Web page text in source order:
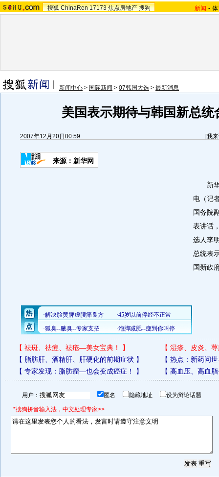
搜狐 ChinaRen 17173 焦点房地产 搜狗 新闻 -
新闻中心 > 国际新闻 > 07韩国大选 > 最新消息
美国表示期待与韩国新总统
2007年12月20日00:59 [我
来源：新华网
新华
电（记
国务院
表讲话
选人李
总统表
国新政
【 祛斑、祛痘、祛疮—美女宝典！ 】 【 湿疹、皮炎、
【 脂肪肝、酒精肝、肝硬化的前期症状 】 【 热点：新药问
【 专家发现：脂肪瘤—也会变成癌症！ 】 【 高血压、高血
用户： 匿名 隐藏地址 设为辩论话题
*搜狗拼音输入法，中文处理专家>>